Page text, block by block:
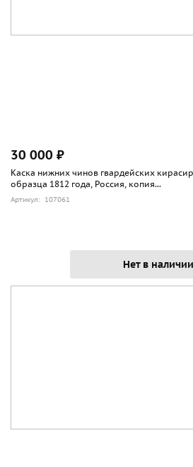
30 000 ₽
Каска нижних чинов гвардейских
образца 1812 года, Россия, копия...
Артикул: 107061
Нет в наличии